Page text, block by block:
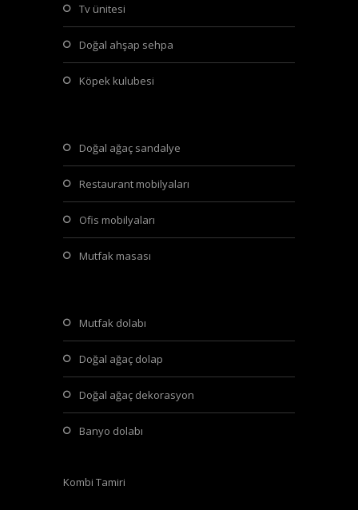
tv ünitesi
doğal ahşap sehpa
köpek kulubesi
doğal ağaç sandalye
restaurant mobilyaları
ofis mobilyaları
mutfak masası
mutfak dolabı
doğal ağaç dolap
doğal ağaç dekorasyon
banyo dolabı
Kombi Tamiri